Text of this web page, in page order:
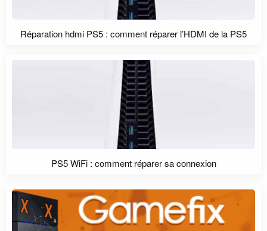
Réparation hdmi PS5 : comment réparer l’HDMI de la PS5
PS5 WiFi : comment réparer sa connexion